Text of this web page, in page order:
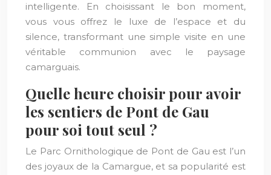
intelligente. En choisissant le bon moment,
vous vous offrez le luxe de l’espace et du
silence, transformant une simple visite en une
véritable communion avec le paysage
camarguais.
Quelle heure choisir pour avoir
les sentiers de Pont de Gau
pour soi tout seul ?
Le Parc Ornithologique de Pont de Gau est l’un
des joyaux de la Camargue, et sa popularité est